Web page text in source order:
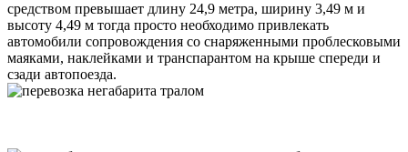
средством превышает длину 24,9 метра, ширину 3,49 м и
высоту 4,49 м тогда просто необходимо привлекать
автомобили сопровождения со снаряженными проблесковыми
маяками, наклейками и транспарантом на крыше спереди и
сзади автопоезда.